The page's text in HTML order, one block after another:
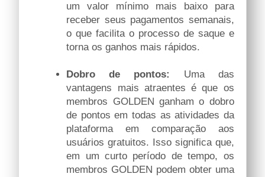
um valor mínimo mais baixo para
receber seus pagamentos semanais,
o que facilita o processo de saque e
torna os ganhos mais rápidos.
Dobro de pontos:
Uma das
vantagens mais atraentes é que os
membros GOLDEN ganham o dobro
de pontos em todas as atividades da
plataforma em comparação aos
usuários gratuitos. Isso significa que,
em um curto período de tempo, os
membros GOLDEN podem obter uma